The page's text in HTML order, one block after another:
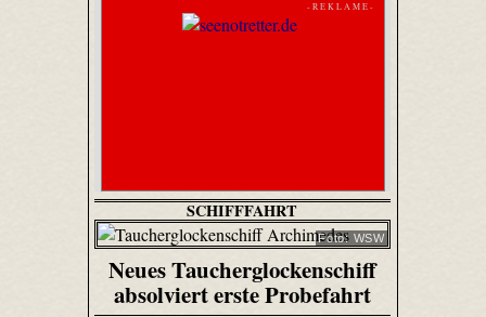
- R E K L A M E -
SCHIFFFAHRT
Foto: WSW
Neues Taucherglockenschiff
absolviert erste Probefahrt